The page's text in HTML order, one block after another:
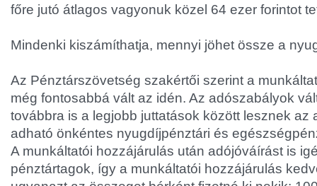
főre jutó átlagos vagyonuk közel 64 ezer forintot
Mindenki kiszámíthatja, mennyi jöhet össze a
Az Pénztárszövetség szakértői szerint a
még fontosabbá vált az idén. Az adószabályok
továbbra is a legjobb juttatások között lesznek az
adható önkéntes nyugdíjpénztári és
A munkáltatói hozzájárulás után adójóváírást is
pénztártagok, így a munkáltatói hozzájárulás